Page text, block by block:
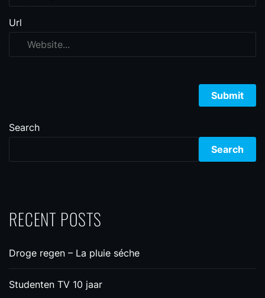
Url
Search
Search
RECENT POSTS
Droge regen – La pluie séche
Studenten TV 10 jaar